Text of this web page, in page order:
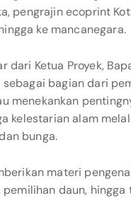
pengrajin ecoprint
ke mancanegara.
dari Ketua Proyek,
bagian dari
menekankan
kelestarian alam
bunga.
materi
daun, hingga